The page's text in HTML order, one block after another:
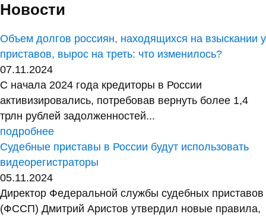
Новости
Объем долгов россиян, находящихся на взыскании у
приставов, вырос на треть: что изменилось?
07.11.2024
С начала 2024 года кредиторы в России
активизировались, потребовав вернуть более 1,4
трлн рублей задолженностей...
подробнее
Судебные приставы в России будут использовать
видеорегистраторы
05.11.2024
Директор Федеральной службы судебных приставов
(ФССП) Дмитрий Аристов утвердил новые правила,